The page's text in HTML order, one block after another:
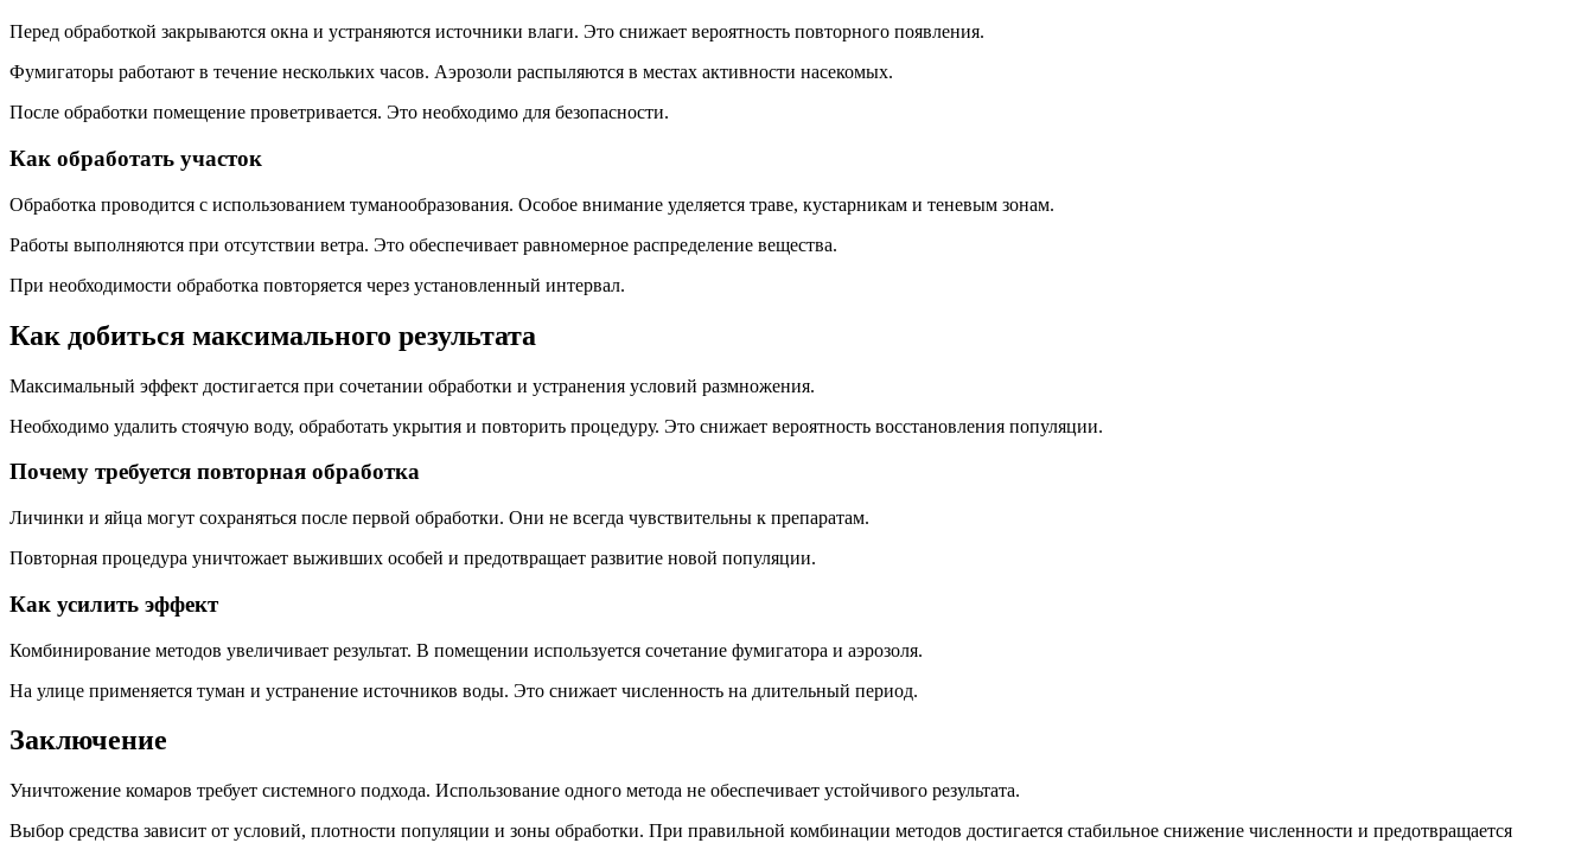
Перед обработкой закрываются окна и устраняются источники влаги. Это снижает вероятность повторного появления.
Фумигаторы работают в течение нескольких часов. Аэрозоли распыляются в местах активности насекомых.
После обработки помещение проветривается. Это необходимо для безопасности.
Как обработать участок
Обработка проводится с использованием туманообразования. Особое внимание уделяется траве, кустарникам и теневым зонам.
Работы выполняются при отсутствии ветра. Это обеспечивает равномерное распределение вещества.
При необходимости обработка повторяется через установленный интервал.
Как добиться максимального результата
Максимальный эффект достигается при сочетании обработки и устранения условий размножения.
Необходимо удалить стоячую воду, обработать укрытия и повторить процедуру. Это снижает вероятность восстановления популяции.
Почему требуется повторная обработка
Личинки и яйца могут сохраняться после первой обработки. Они не всегда чувствительны к препаратам.
Повторная процедура уничтожает выживших особей и предотвращает развитие новой популяции.
Как усилить эффект
Комбинирование методов увеличивает результат. В помещении используется сочетание фумигатора и аэрозоля.
На улице применяется туман и устранение источников воды. Это снижает численность на длительный период.
Заключение
Уничтожение комаров требует системного подхода. Использование одного метода не обеспечивает устойчивого результата.
Выбор средства зависит от условий, плотности популяции и зоны обработки. При правильной комбинации методов достигается стабильное снижение численности и предотвращается